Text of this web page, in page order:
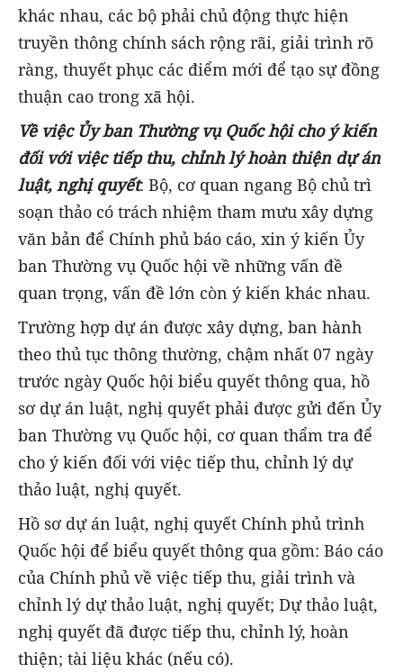
khác nhau, các bộ phải chủ động thực hiện
truyền thông chính sách rộng rãi, giải trình rõ
ràng, thuyết phục các điểm mới để tạo sự đồng
thuận cao trong xã hội.
Về việc Ủy ban Thường vụ Quốc hội cho ý kiến
đối với việc tiếp thu, chỉnh lý hoàn thiện dự án
luật, nghị quyết: Bộ, cơ quan ngang Bộ chủ trì
soạn thảo có trách nhiệm tham mưu xây dựng
văn bản để Chính phủ báo cáo, xin ý kiến Ủy
ban Thường vụ Quốc hội về những vấn đề
quan trọng, vấn đề lớn còn ý kiến khác nhau.
Trường hợp dự án được xây dựng, ban hành
theo thủ tục thông thường, chậm nhất 07 ngày
trước ngày Quốc hội biểu quyết thông qua, hồ
sơ dự án luật, nghị quyết phải được gửi đến Ủy
ban Thường vụ Quốc hội, cơ quan thẩm tra để
cho ý kiến đối với việc tiếp thu, chỉnh lý dự
thảo luật, nghị quyết.
Hồ sơ dự án luật, nghị quyết Chính phủ trình
Quốc hội để biểu quyết thông qua gồm: Báo cáo
của Chính phủ về việc tiếp thu, giải trình và
chỉnh lý dự thảo luật, nghị quyết; Dự thảo luật,
nghị quyết đã được tiếp thu, chỉnh lý, hoàn
thiện; tài liệu khác (nếu có).